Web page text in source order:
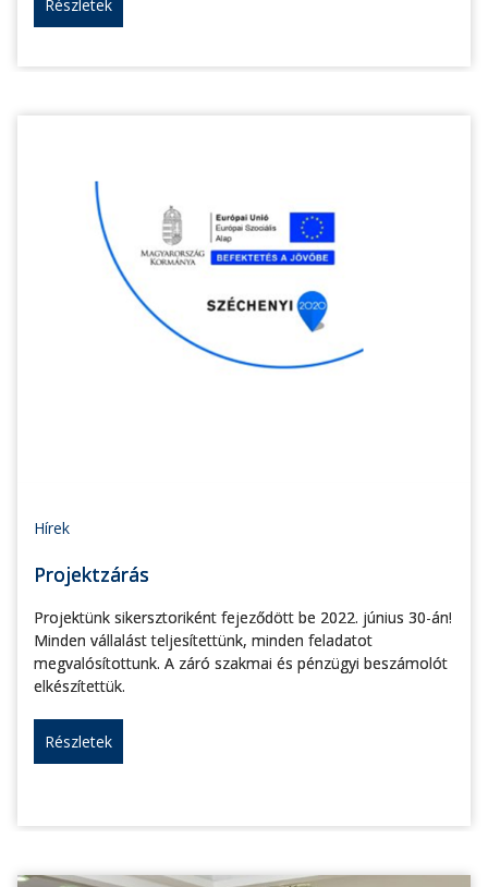
Részletek
Hírek
Projektzárás
Projektünk sikersztoriként fejeződött be 2022. június 30-án!
Minden vállalást teljesítettünk, minden feladatot
megvalósítottunk. A záró szakmai és pénzügyi beszámolót
elkészítettük.
Részletek